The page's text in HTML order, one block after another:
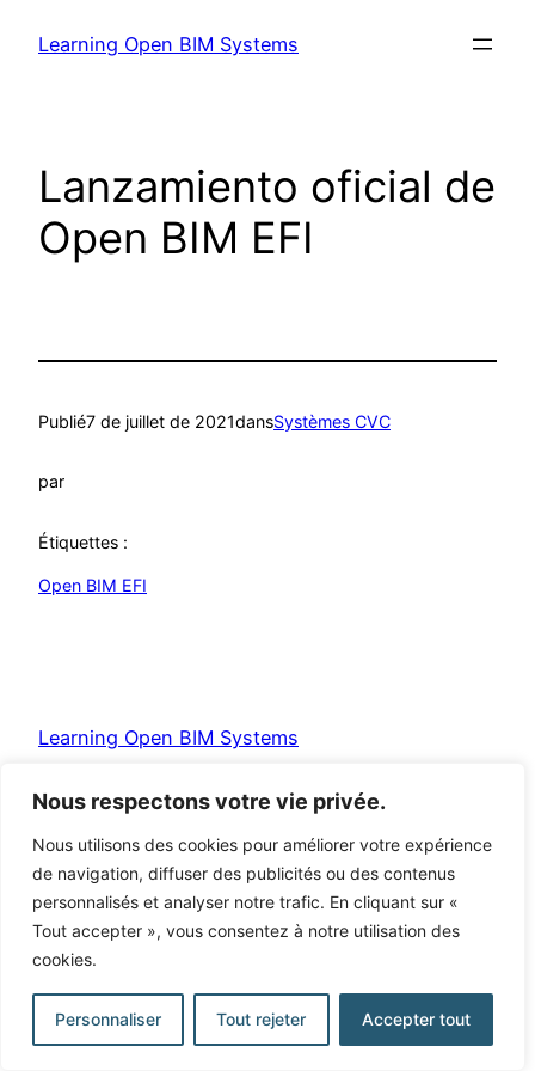
Nous respectons votre vie privée.
Nous utilisons des cookies pour améliorer votre expérience
de navigation, diffuser des publicités ou des contenus
personnalisés et analyser notre trafic. En cliquant sur «
Tout accepter », vous consentez à notre utilisation des
cookies.
Personnaliser Tout rejeter Accepter tout
Learning Open BIM Systems
Lanzamiento oficial de
Open BIM EFI
Publié7 de juillet de 2021dansSystèmes CVC
par
Étiquettes :
Open BIM EFI
Learning Open BIM Systems
Fièrement propulsé parWordPress